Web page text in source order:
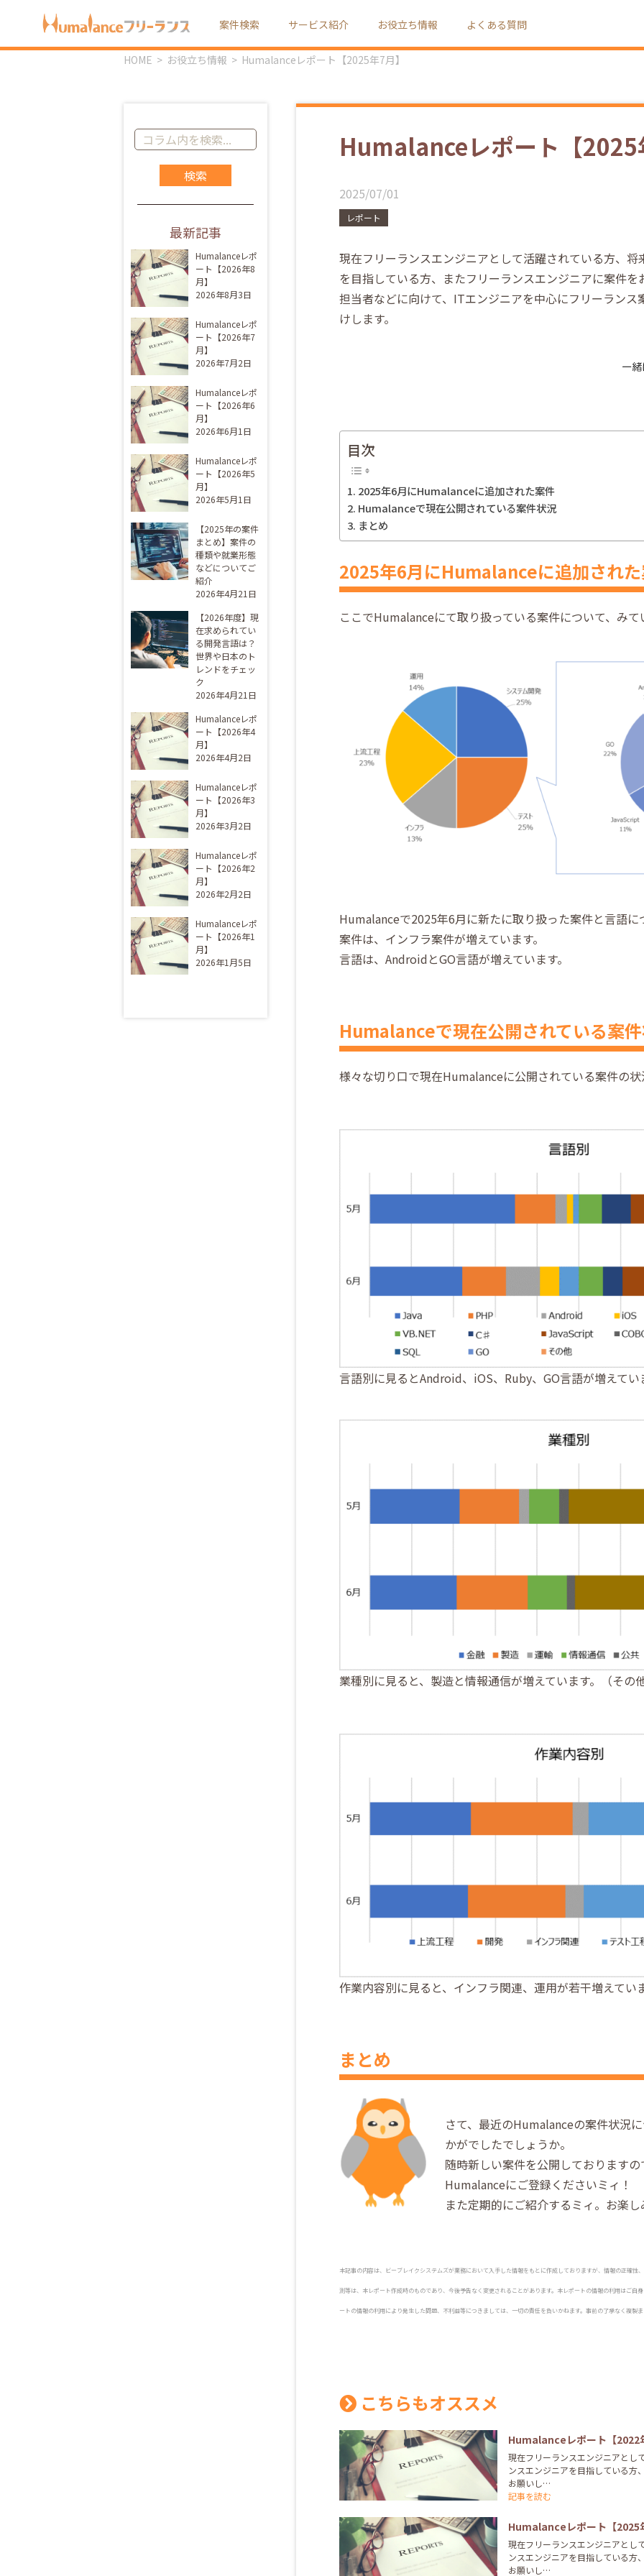
案件検索 サービス紹介 お役立ち情報 よくある質問
HOME お役立ち情報 Humalanceレポート【2025年7月】
コ
ラ
事
索:
最新記事
Humalanceレポ
ート【2026年8
月】
2026年8月3日
Humalanceレポ
ート【2026年7
月】
2026年7月2日
Humalanceレポ
ート【2026年6
月】
2026年6月1日
Humalanceレポ
ート【2026年5
月】
2026年5月1日
【2025年の案件
まとめ】案件の
種類や就業形態
などについてご
紹介
2026年4月21日
【2026年度】現
在求められてい
る開発言語は？
世界や日本のト
レンドをチェッ
ク
2026年4月21日
Humalanceレポ
ート【2026年4
月】
2026年4月2日
Humalanceレポ
ート【2026年3
月】
2026年3月2日
Humalanceレポ
ート【2026年2
月】
2026年2月2日
Humalanceレポ
ート【2026年1
月】
2026年1月5日
Humalanceレポート【2025
2025/07/01
レポート
現在フリーランスエンジニアとして活躍されている方、
を目指している方、またフリーランスエンジニアに案件
担当者などに向けて、ITエンジニアを中心にフリーランス
けします。
目次
2025年6月にHumalanceに追加された案件
Humalanceで現在公開されている案件状況
まとめ
2025年6月にHumalanceに追加され
ここでHumalanceにて取り扱っている案件について、みて
Humalanceで2025年6月に新たに取り扱った案件と言語
案件は、インフラ案件が増えています。
言語は、AndroidとGO言語が増えています。
Humalanceで現在公開されている案
様々な切り口で現在Humalanceに公開されている案件の
言語別に見るとAndroid、iOS、Ruby、GO言語が増えてい
業種別に見ると、製造と情報通信が増えています。（その
作業内容別に見ると、インフラ関連、運用が若干増えてい
まとめ
さて、最近のHumalanceの案件状況
かがでしたでしょうか。
随時新しい案件を公開しております
Humalanceにご登録くださいミィ！
また定期的にご紹介するミィ。お楽
本記事の内容は、ビーブレイクシステムズが業務において入手した情報をもとに作成しておりますが、情報の正確性
測等は、本レポート作成時のものであり、今後予告なく変更されることがあります。本レポートの情報の利用はご自
ートの情報の利用により発生した問題、不利益等につきましては、一切の責任を負いかねます。事前の了承なく複製
こちらもオススメ
Humalanceレポート【2022
現在フリーランスエンジニアとし
ンスエンジニアを目指している方
お願いし…
記事を読む
Humalanceレポート【2025
現在フリーランスエンジニアとし
ンスエンジニアを目指している方
お願いし…